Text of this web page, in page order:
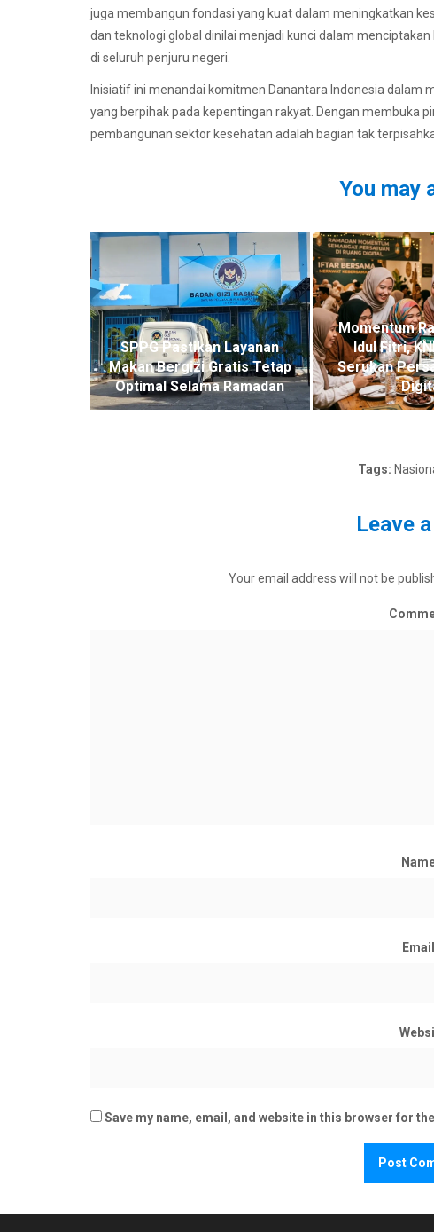
juga membangun fondasi yang kuat dalam meningkatkan
dan teknologi global dinilai menjadi kunci dalam
di seluruh penjuru negeri.
Inisiatif ini menandai komitmen Danantara Indonesia dalam
yang berpihak pada kepentingan rakyat. Dengan membuka
pembangunan sektor kesehatan adalah bagian tak
You may
SPPG Pastikan Layanan
Makan Bergizi Gratis Tetap
Optimal Selama Ramadan
Momentum
Idul Fitri,
Serukan
Tags:
Leave
Your email address will not be
Email
Save my name, email, and website in this browser for